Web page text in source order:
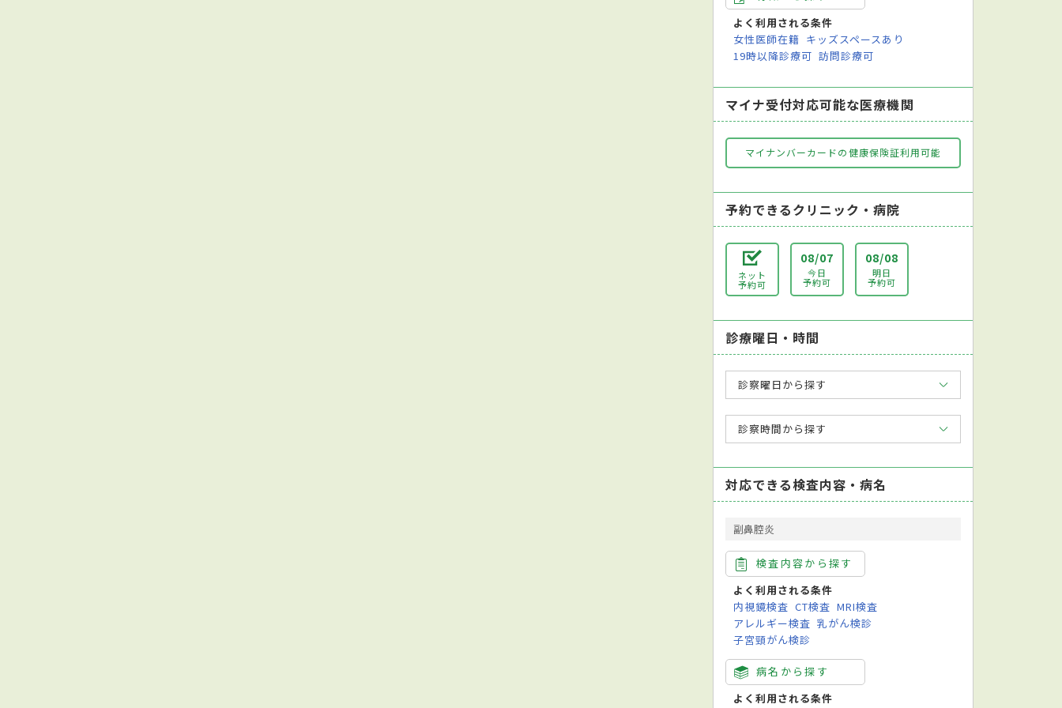
よく利用される条件
女性医師在籍 キッズスペースあり
19時以降診療可 訪問診療可
マイナ受付対応可能な医療機関
マイナンバーカードの健康保険証利用可能
予約できるクリニック・病院
ネット
予約可
08/07
今日
予約可
08/08
明日
予約可
診療曜日・時間
診察曜日から探す
診察時間から探す
対応できる検査内容・病名
副鼻腔炎
検査内容から探す
よく利用される条件
内視鏡検査 CT検査 MRI検査
アレルギー検査 乳がん検診
子宮頸がん検診
病名から探す
よく利用される条件